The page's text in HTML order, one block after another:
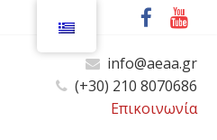
info@aeaa.gr
(+30) 210 8070686
Επικοινωνία